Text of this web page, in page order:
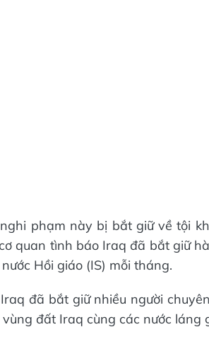
phạm này bị bắt giữ về tội
quan tình báo Iraq đã bắt giữ
Hồi giáo (IS) mỗi tháng.
đã bắt giữ nhiều người
đất Iraq cùng các nước láng